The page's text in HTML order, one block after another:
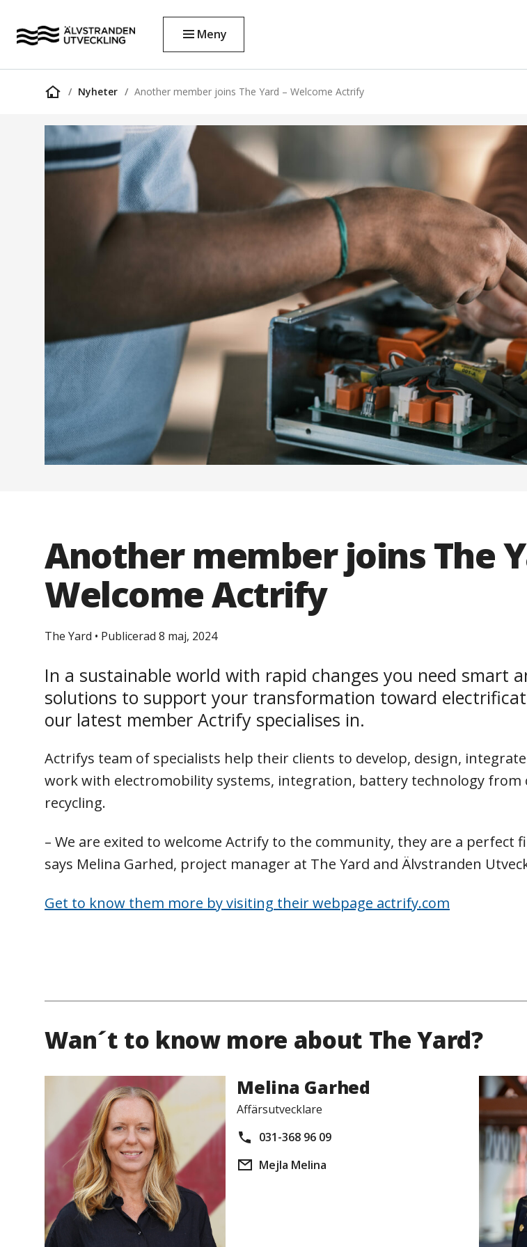
Meny
Startsida
Nyheter Another member joins The Yard – Welcome Actrify
Another member joins The
Welcome Actrify
The Yard • Publicerad 8 maj, 2024
In a sustainable world with rapid changes you need smart
solutions to support your transformation toward
our latest member Actrify specialises in.
Actrifys team of specialists help their clients to develop, design,
work with electromobility systems, integration, battery technology from
recycling.
– We are exited to welcome Actrify to the community, they are a perfect
says Melina Garhed, project manager at The Yard and Älvstranden
Get to know them more by visiting their webpage actrify.com
Wan´t to know more about The Yard?
Melina Garhed
Affärsutvecklare
031-368 96 09
Mejla Melina